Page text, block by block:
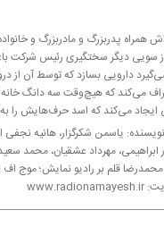
پدربزرگ و مادربزرگ و
سویی دیگر سختگیری رئیس شركت
دارویی بسازد كه توسط آن
می‌كند كه هیچ‌وقت سه دانگ
ایجاد می‌كند كه اسد حرف‌هایش را
یاسمن شكرگزار، هانیه
ابراهیمی، مهرداد عشقیان،